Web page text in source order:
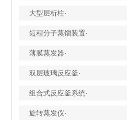
大型层析柱·
短程分子蒸馏装置·
薄膜蒸发器·
双层玻璃反应釜·
组合式反应釜系统·
旋转蒸发仪·